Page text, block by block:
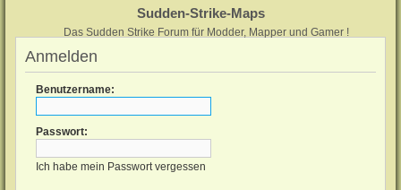
Sudden-Strike-Maps
Das Sudden Strike Forum für Modder, Mapper und Gamer !
Anmelden
Benutzername:
Passwort:
Ich habe mein Passwort vergessen